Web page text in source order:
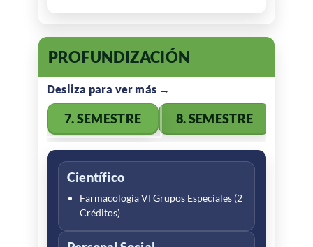
PROFUNDIZACIÓN
7. SEMESTRE 8. SEMESTRE
Científico
Farmacología VI Grupos Especiales (2
Créditos)
Electivas de profundización
Electiva II (2 Créditos)
Enfoques y métodos de